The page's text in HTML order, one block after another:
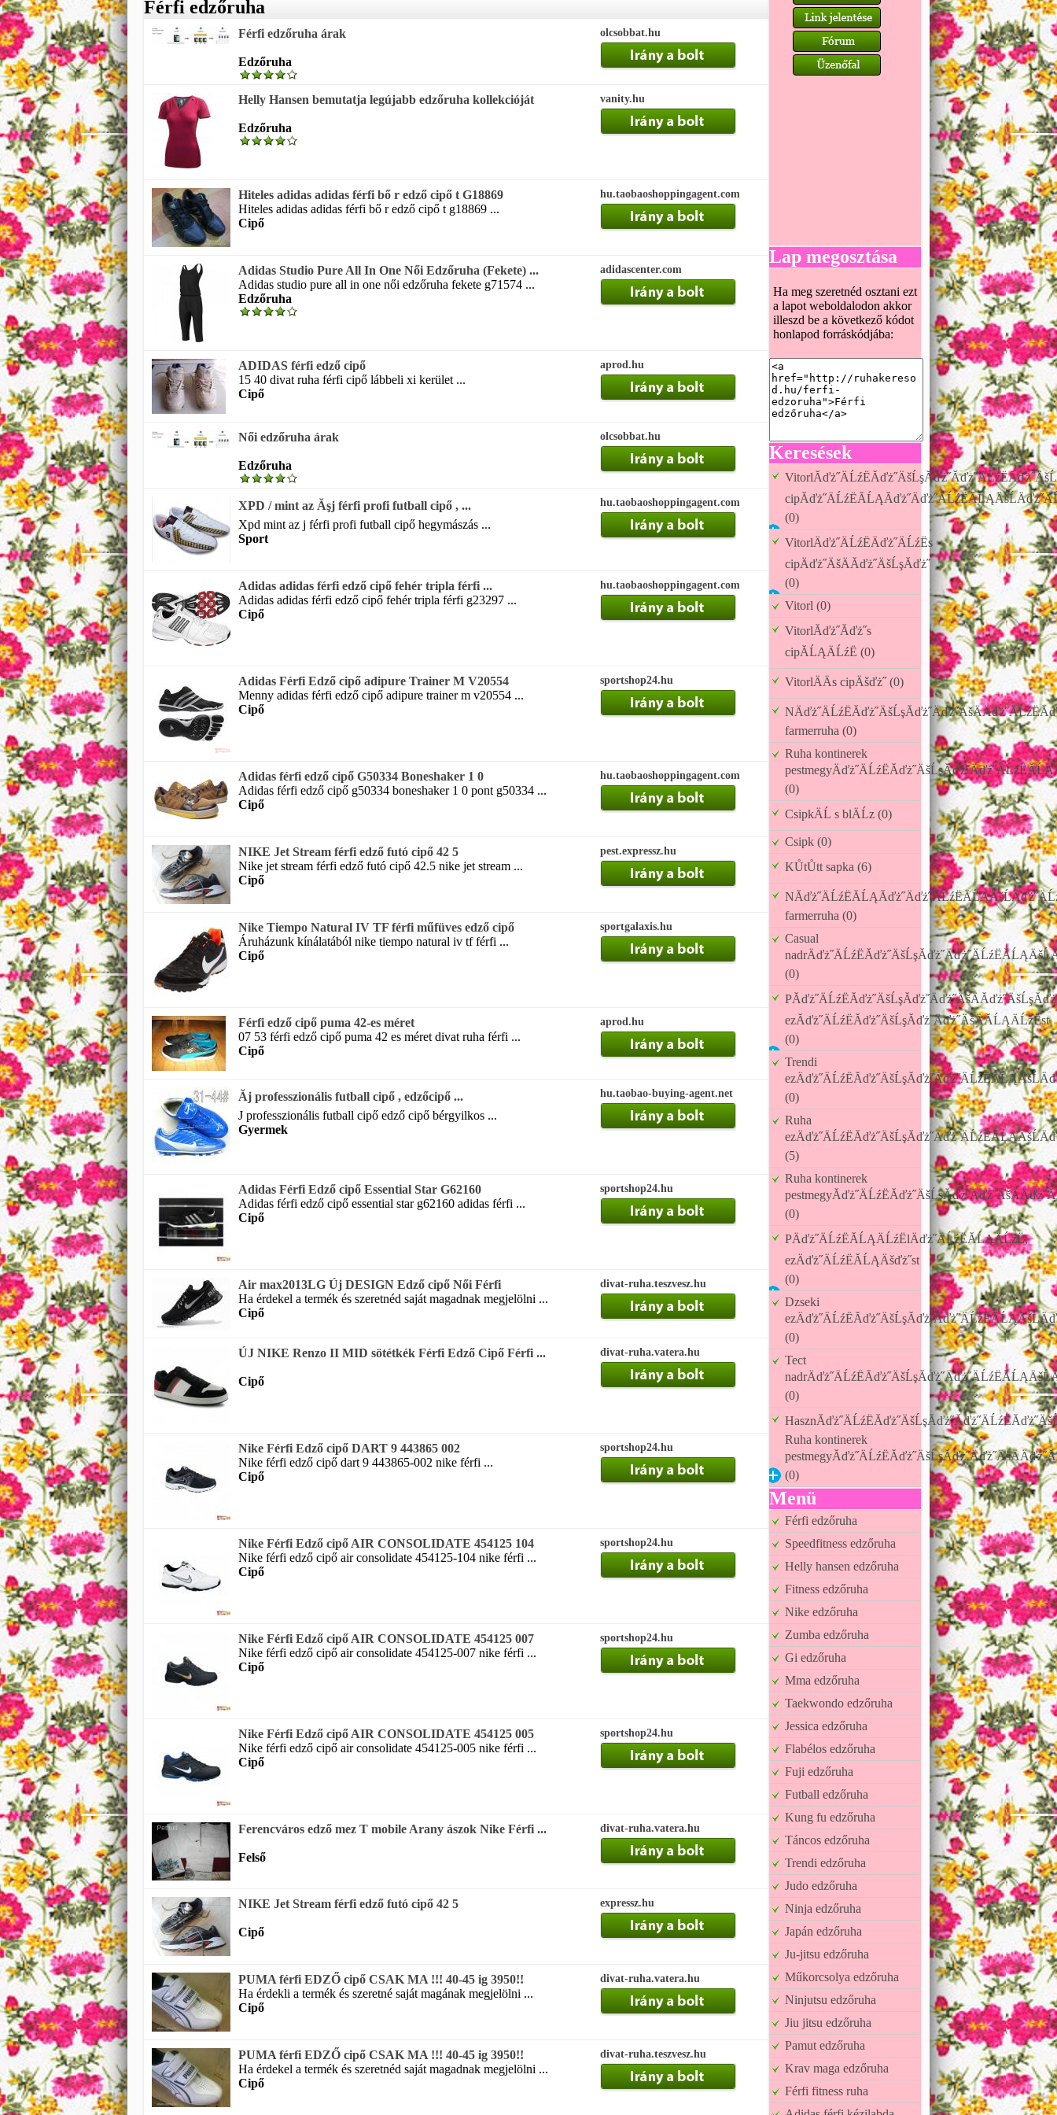
Férfi edzőruha
Férfi edzőruha árak
Edzőruha
olcsobbat.hu
Helly Hansen bemutatja legújabb edzőruha kollekcióját
Edzőruha
vanity.hu
Hiteles adidas adidas férfi bő r edző cipő t G18869
Hiteles adidas adidas férfi bő r edző cipő t g18869 ...
Cipő
hu.taobaoshoppingagent.com
Adidas Studio Pure All In One Női Edzőruha (Fekete) ...
Adidas studio pure all in one női edzőruha fekete g71574 ...
Edzőruha
adidascenter.com
ADIDAS férfi edző cipő
15 40 divat ruha férfi cipő lábbeli xi kerület ...
Cipő
aprod.hu
Női edzőruha árak
Edzőruha
olcsobbat.hu
XPD / mint az Ăşj férfi profi futball cipő , ...
Xpd mint az j férfi profi futball cipő hegymászás ...
Sport
hu.taobaoshoppingagent.com
Adidas adidas férfi edző cipő fehér tripla férfi ...
Adidas adidas férfi edző cipő fehér tripla férfi g23297 ...
Cipő
hu.taobaoshoppingagent.com
Adidas Férfi Edző cipő adipure Trainer M V20554
Menny adidas férfi edző cipő adipure trainer m v20554 ...
Cipő
sportshop24.hu
Adidas férfi edző cipő G50334 Boneshaker 1 0
Adidas férfi edző cipő g50334 boneshaker 1 0 pont g50334 ...
Cipő
hu.taobaoshoppingagent.com
NIKE Jet Stream férfi edző futó cipő 42 5
Nike jet stream férfi edző futó cipő 42.5 nike jet stream ...
Cipő
pest.expressz.hu
Nike Tiempo Natural IV TF férfi műfüves edző cipő
Áruházunk kínálatából nike tiempo natural iv tf férfi ...
Cipő
sportgalaxis.hu
Férfi edző cipő puma 42-es méret
07 53 férfi edző cipő puma 42 es méret divat ruha férfi ...
Cipő
aprod.hu
Ăj professzionális futball cipő , edzőcipő ...
J professzionális futball cipő edző cipő bérgyilkos ...
Gyermek
hu.taobao-buying-agent.net
Adidas Férfi Edző cipő Essential Star G62160
Adidas férfi edző cipő essential star g62160 adidas férfi ...
Cipő
sportshop24.hu
Air max2013LG Új DESIGN Edző cipő Női Férfi
Ha érdekel a termék és szeretnéd saját magadnak megjelölni ...
Cipő
divat-ruha.teszvesz.hu
ÚJ NIKE Renzo II MID sötétkék Férfi Edző Cipő Férfi ...
Cipő
divat-ruha.vatera.hu
Nike Férfi Edző cipő DART 9 443865 002
Nike férfi edző cipő dart 9 443865-002 nike férfi ...
Cipő
sportshop24.hu
Nike Férfi Edző cipő AIR CONSOLIDATE 454125 104
Nike férfi edző cipő air consolidate 454125-104 nike férfi ...
Cipő
sportshop24.hu
Nike Férfi Edző cipő AIR CONSOLIDATE 454125 007
Nike férfi edző cipő air consolidate 454125-007 nike férfi ...
Cipő
sportshop24.hu
Nike Férfi Edző cipő AIR CONSOLIDATE 454125 005
Nike férfi edző cipő air consolidate 454125-005 nike férfi ...
Cipő
sportshop24.hu
Ferencváros edző mez T mobile Arany ászok Nike Férfi ...
Felső
divat-ruha.vatera.hu
NIKE Jet Stream férfi edző futó cipő 42 5
Cipő
expressz.hu
PUMA férfi EDZŐ cipő CSAK MA !!! 40-45 ig 3950!!
Ha érdekli a termék és szeretné saját magának megjelölni ...
Cipő
divat-ruha.vatera.hu
PUMA férfi EDZŐ cipő CSAK MA !!! 40-45 ig 3950!!
Ha érdekel a termék és szeretnéd saját magadnak megjelölni ...
Cipő
divat-ruha.teszvesz.hu
Lap megosztása
Ha meg szeretnéd osztani ezt
a lapot weboldalodon akkor
illeszd be a következő kódot
honlapod forráskódjába:
Keresések
(0)
VitorlÄďż˝ÄĹźËÄďż˝ÄĹźËs
cipÄďż˝ÄšÄĂďż˝ÄšĹşĂďż˝
(0)
Vitorl (0)
VitorlĂďż˝Ăďż˝s
cipĂĹĄÄĹźË (0)
VitorlÄÄs cipÄšďż˝ (0)
farmerruha (0)
Ruha kontinerek
(0)
CsipkÄĹ s blÄĹz (0)
Csipk (0)
KŮtŮtt sapka (6)
farmerruha (0)
Casual
(0)
ezĂďż˝ÄĹźËĂďż˝ÄšĹşĂďż˝Äďż˝ÄšÄĂĹĄÄĹźËst
(0)
Trendi
(0)
Ruha
(5)
Ruha kontinerek
(0)
PÄďż˝ÄĹźËĂĹĄÄĹźËlÄďż˝ÄĹźËĂĹĄÄĹźË,
ezÄďż˝ÄĹźËĂĹĄÄšďż˝st
(0)
Dzseki
(0)
Tect
(0)
Ruha kontinerek
(0)
Menü
Férfi edzőruha
Speedfitness edzőruha
Helly hansen edzőruha
Fitness edzőruha
Nike edzőruha
Zumba edzőruha
Gi edzőruha
Mma edzőruha
Taekwondo edzőruha
Jessica edzőruha
Flabélos edzőruha
Fuji edzőruha
Futball edzőruha
Kung fu edzőruha
Táncos edzőruha
Trendi edzőruha
Judo edzőruha
Ninja edzőruha
Japán edzőruha
Ju-jitsu edzőruha
Műkorcsolya edzőruha
Ninjutsu edzőruha
Jiu jitsu edzőruha
Pamut edzőruha
Krav maga edzőruha
Férfi fitness ruha